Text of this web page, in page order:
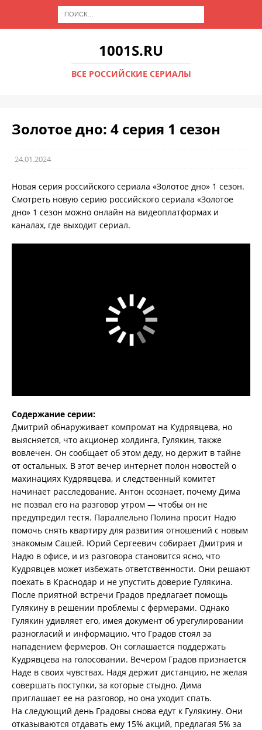
1001S.RU
ВСЕ РОССИЙСКИЕ СЕРИАЛЫ
Золотое дно: 4 серия 1 сезон
24.01.2024
Новая серия российского сериала «Золотое дно» 1 сезон.
Смотреть новую серию российского сериала «Золотое
дно» 1 сезон можно онлайн на видеоплатформах и
каналах, где выходит сериал.
Содержание серии:
Дмитрий обнаруживает компромат на Кудрявцева, но
выясняется, что акционер холдинга, Гулякин, также
вовлечен. Он сообщает об этом деду, но держит в тайне
от остальных. В этот вечер интернет полон новостей о
махинациях Кудрявцева, и следственный комитет
начинает расследование. Антон осознает, почему Дима
не позвал его на разговор утром — чтобы он не
предупредил тестя. Параллельно Полина просит Надю
помочь снять квартиру для развития отношений с новым
знакомым Сашей. Юрий Сергеевич собирает Дмитрия и
Надю в офисе, и из разговора становится ясно, что
Кудрявцев может избежать ответственности. Они решают
поехать в Краснодар и не упустить доверие Гулякина.
После приятной встречи Градов предлагает помощь
Гулякину в решении проблемы с фермерами. Однако
Гулякин удивляет его, имея документ об урегулировании
разногласий и информацию, что Градов стоял за
нападением фермеров. Он соглашается поддержать
Кудрявцева на голосовании. Вечером Градов признается
Наде в своих чувствах. Надя держит дистанцию, не желая
совершать поступки, за которые стыдно. Дима
приглашает ее на разговор, но она уходит спать.
На следующий день Градовы снова едут к Гулякину. Они
отказываются отдавать ему 15% акций, предлагая 5% за